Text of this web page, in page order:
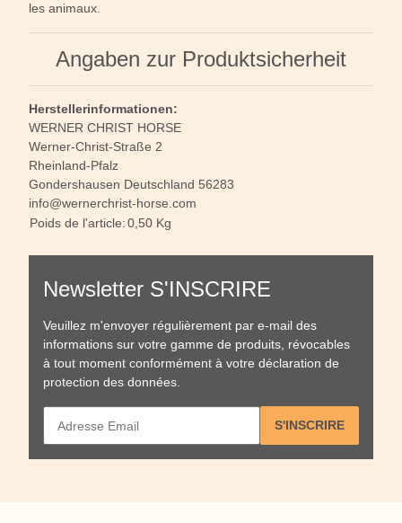
les animaux.
Angaben zur Produktsicherheit
Herstellerinformationen:
WERNER CHRIST HORSE
Werner-Christ-Straße 2
Rheinland-Pfalz
Gondershausen Deutschland 56283
info@wernerchrist-horse.com
Poids de l'article:0,50 Kg
Newsletter S'INSCRIRE
Veuillez m'envoyer régulièrement par e-mail des
informations sur votre gamme de produits, révocables
à tout moment conformément à votre déclaration de
protection des données.
S'INSCRIRE